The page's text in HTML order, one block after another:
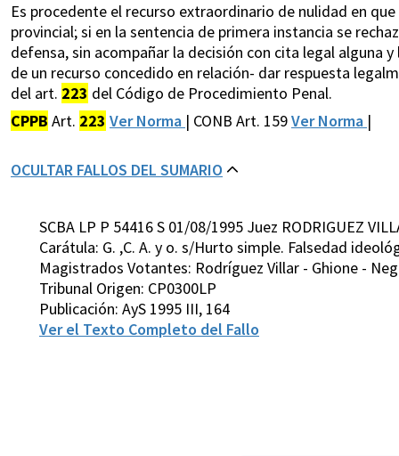
Es procedente el recurso extraordinario de nulidad en
provincial; si en la sentencia de primera instancia se
defensa, sin acompañar la decisión con cita legal
de un recurso concedido en relación- dar respuesta
del art. 223 del Código de Procedimiento Penal.
CPPB Art. 223 Ver Norma | CONB Art. 159Ver Norma |
OCULTAR FALLOS DEL SUMARIO
SCBA LP P 54416 S 01/08/1995 Juez RODRIGUEZ
Carátula: G. ,C. A. y o. s/Hurto simple. Falsedad
Magistrados Votantes: Rodríguez Villar - Ghione -
Tribunal Origen: CP0300LP
Publicación: AyS 1995 III, 164
Ver el Texto Completo del Fallo